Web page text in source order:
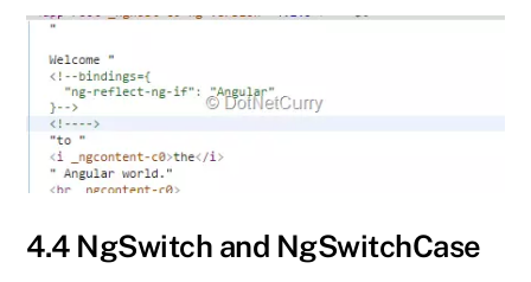
4.4 NgSwitch and NgSwitchCase